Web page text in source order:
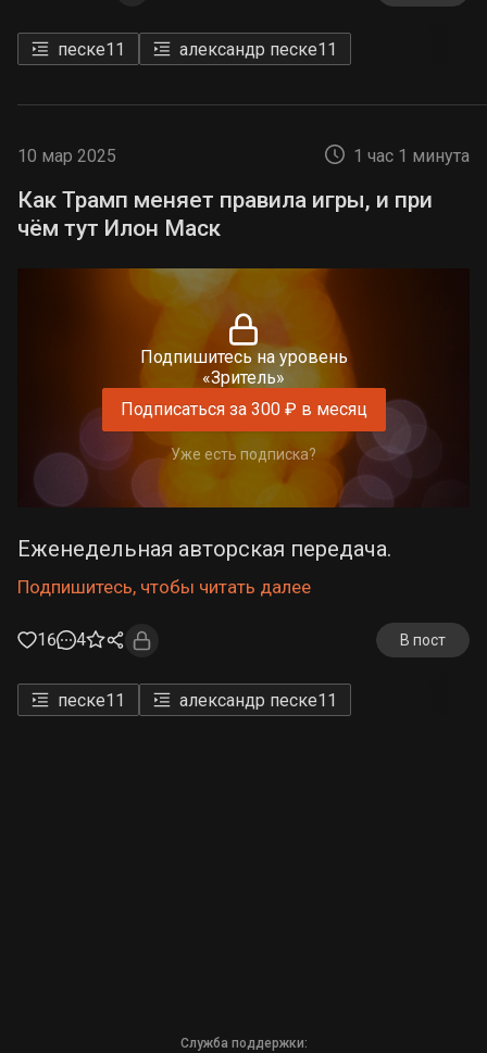
песке11 александр песке11
10 мар 2025 1 час 1 минута
Как Трамп меняет правила игры, и при
чём тут Илон Маск
Подпишитесь на уровень
«Зритель»
Подписаться за 300 ₽ в месяц
Уже есть подписка?
Еженедельная авторская передача.
Подпишитесь, чтобы читать далее
16 4 В пост
песке11 александр песке11
Служба поддержки: